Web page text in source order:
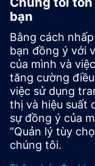
• Tạo một ngôn
tất cả các hệ thống
• Cho phép tích
sử dụng các tiêu
• Kiểm soát và
có khả năng